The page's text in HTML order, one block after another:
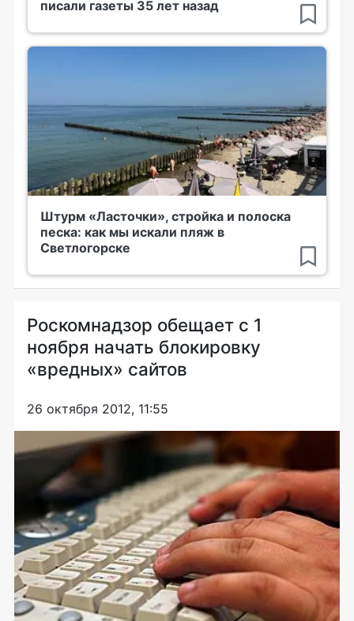
писали газеты 35 лет назад
Штурм «Ласточки», стройка и полоска
песка: как мы искали пляж в
Светлогорске
Роскомнадзор обещает с 1
ноября начать блокировку
«вредных» сайтов
26 октября 2012, 11:55